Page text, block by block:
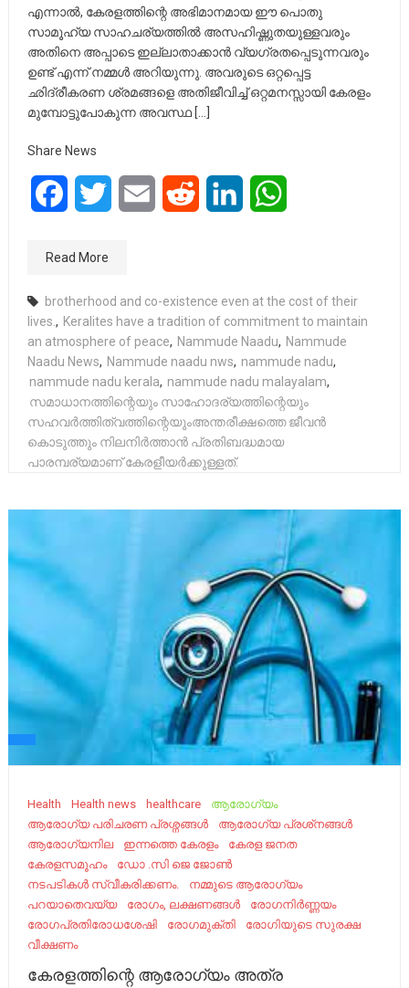
എന്നാൽ, കേരളത്തിന്റെ അഭിമാനമായ ഈ പൊതു
സാമൂഹ്യ സാഹചര്യത്തിൽ അസഹിഷ്ണുതയുള്ളവരും
അതിനെ അപ്പാടെ ഇല്ലാതാക്കാൻ വ്യഗ്രതപ്പെടുന്നവരും
ഉണ്ട് എന്ന് നമ്മൾ അറിയുന്നു. അവരുടെ ഒറ്റപ്പെട്ട
ഛിദ്രീകരണ ശ്രമങ്ങളെ അതിജീവിച്ച് ഒറ്റമനസ്സായി കേരളം
മുമ്പോട്ടുപോകുന്ന അവസ്ഥ […]
Share News
FacebookTwitter Email Reddit LinkedIn
Read More
brotherhood and co-existence even at the cost of their
lives., Keralites have a tradition of commitment to maintain
an atmosphere of peace, Nammude Naadu, Nammude
Naadu News, Nammude naadu nws, nammude nadu,
nammude nadu kerala, nammude nadu malayalam,
സമാധാനത്തിന്റെയും സാഹോദര്യത്തിന്റെയും
സഹവർത്തിത്വത്തിന്റെയുംഅന്തരീക്ഷത്തെ ജീവൻ
കൊടുത്തും നിലനിർത്താൻ പ്രതിബദ്ധമായ
പാരമ്പര്യമാണ് കേരളീയർക്കുള്ളത്.
Health Health news healthcare
ആരോഗ്യം
ആരോഗ്യ പരിചരണ പ്രശ്നങ്ങൾ
ആരോഗ്യ പ്രശ്‌നങ്ങൾ
ആരോഗ്യനില
ഇന്നത്തെ കേരളം
കേരള ജനത
കേരളസമൂഹം
ഡോ .സി ജെ ജോൺ
നടപടികൾ സ്വീകരിക്കണം.
നമ്മുടെ ആരോഗ്യം
പറയാതെവയ്യ
രോഗം, ലക്ഷണങ്ങൾ
രോഗനിർണ്ണയം
രോഗപ്രതിരോധശേഷി
രോഗമുക്തി
രോഗിയുടെ സുരക്ഷ
വീക്ഷണം
കേരളത്തിന്റെ ആരോഗ്യം അത്ര